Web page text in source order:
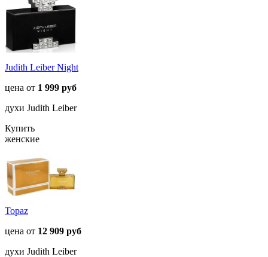
Judith Leiber Night
цена от 1 999 руб
духи Judith Leiber
Купить
женские
Topaz
цена от 12 909 руб
духи Judith Leiber